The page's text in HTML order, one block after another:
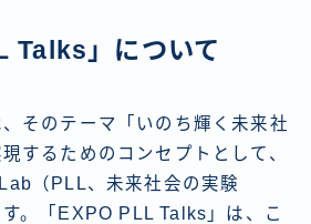
Talks」について
そのテーマ「いのち輝く未来社
するためのコンセプトとして、
（PLL、未来社会の実験
。「EXPO PLL Talks」は、こ